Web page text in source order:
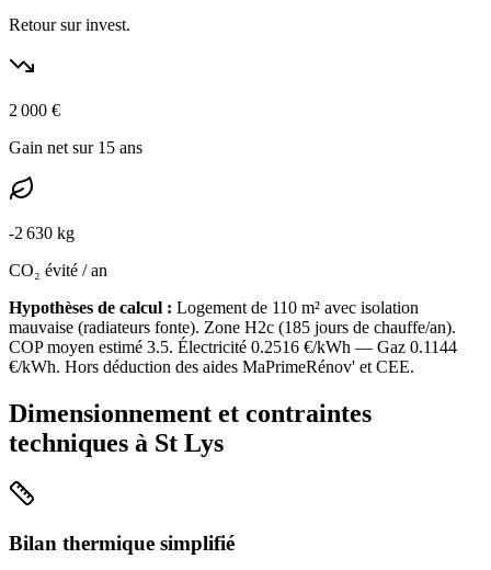
Retour sur invest.
2 000 €
Gain net sur 15 ans
-2 630 kg
CO₂ évité / an
Hypothèses de calcul : Logement de 110 m² avec isolation
mauvaise (radiateurs fonte). Zone H2c (185 jours de chauffe/an).
COP moyen estimé 3.5. Électricité 0.2516 €/kWh — Gaz 0.1144
€/kWh. Hors déduction des aides MaPrimeRénov' et CEE.
Dimensionnement et contraintes
techniques à St Lys
Bilan thermique simplifié